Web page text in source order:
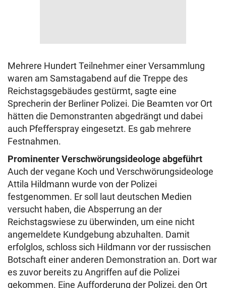
Mehrere Hundert Teilnehmer einer Versammlung
waren am Samstagabend auf die Treppe des
Reichstagsgebäudes gestürmt, sagte eine
Sprecherin der Berliner Polizei. Die Beamten vor Ort
hätten die Demonstranten abgedrängt und dabei
auch Pfefferspray eingesetzt. Es gab mehrere
Festnahmen.
Prominenter Verschwörungsideologe abgeführt
Auch der vegane Koch und Verschwörungsideologe
Attila Hildmann wurde von der Polizei
festgenommen. Er soll laut deutschen Medien
versucht haben, die Absperrung an der
Reichstagswiese zu überwinden, um eine nicht
angemeldete Kundgebung abzuhalten. Damit
erfolglos, schloss sich Hildmann vor der russischen
Botschaft einer anderen Demonstration an. Dort war
es zuvor bereits zu Angriffen auf die Polizei
gekommen. Eine Aufforderung der Polizei, den Ort